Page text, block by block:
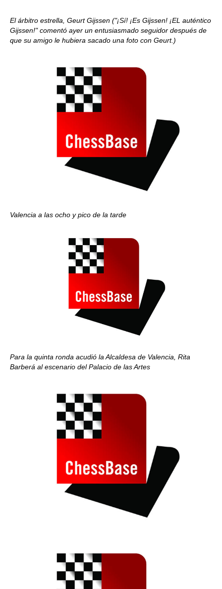
El árbitro estrella, Geurt Gijssen ("¡Sí! ¡Es Gijssen! ¡EL auténtico
Gijssen!" comentó ayer un entusiasmado seguidor después de
que su amigo le hubiera sacado una foto con Geurt.)
Valencia a las ocho y pico de la tarde
Para la quinta ronda acudió la Alcaldesa de Valencia, Rita
Barberá al escenario del Palacio de las Artes